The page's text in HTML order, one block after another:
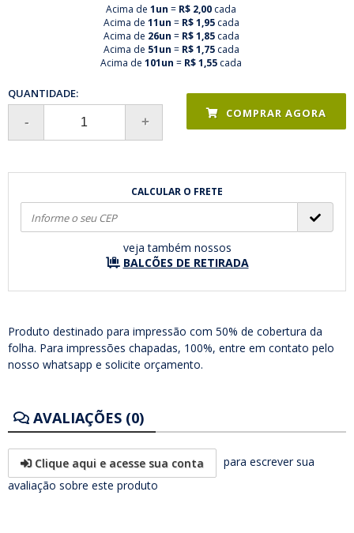
Acima de 1un = R$ 2,00 cada
Acima de 11un = R$ 1,95 cada
Acima de 26un = R$ 1,85 cada
Acima de 51un = R$ 1,75 cada
Acima de 101un = R$ 1,55 cada
QUANTIDADE:
COMPRAR AGORA
CALCULAR O FRETE
veja também nossos
BALCÕES DE RETIRADA
Produto destinado para impressão com 50% de cobertura da
folha. Para impressões chapadas, 100%, entre em contato pelo
nosso whatsapp e solicite orçamento.
AVALIAÇÕES (0)
Clique aqui e acesse sua conta
para escrever sua
avaliação sobre este produto